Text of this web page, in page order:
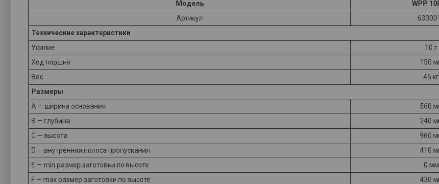
Модель
WPP
Артикул
Технические характеристики
Усилие
10 т
Ход поршня
150
Вес
45 кг
Размеры
A — ширина основания
560
B — глубина
240
C — высота
960
D — внутренняя полоса пропускания
410
E — min размер заготовки по высоте
0 мм
F — max размер заготовки по высоте
430